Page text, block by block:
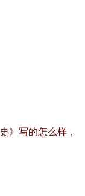
》写的怎么样，